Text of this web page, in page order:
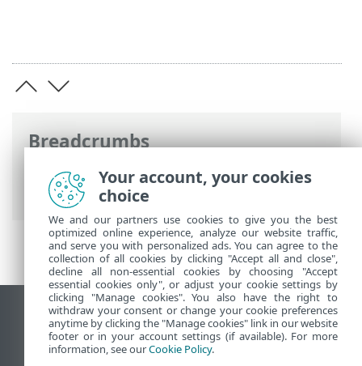
Breadcrumbs
Online-Help van ESET>ESET HOME>
Werken met ESET HOME
> Leden
Bureaubladwebsite weergeven
End of Life
ESET Kennisbank
Your account, your cookies
choice
We and our partners use cookies to give you the best
optimized online experience, analyze our website traffic,
and serve you with personalized ads. You can agree to the
collection of all cookies by clicking "Accept all and close",
decline all non-essential cookies by choosing "Accept
essential cookies only", or adjust your cookie settings by
clicking "Manage cookies". You also have the right to
withdraw your consent or change your cookie preferences
anytime by clicking the "Manage cookies" link in our website
footer or in your account settings (if available). For more
information, see ourCookie Policy.